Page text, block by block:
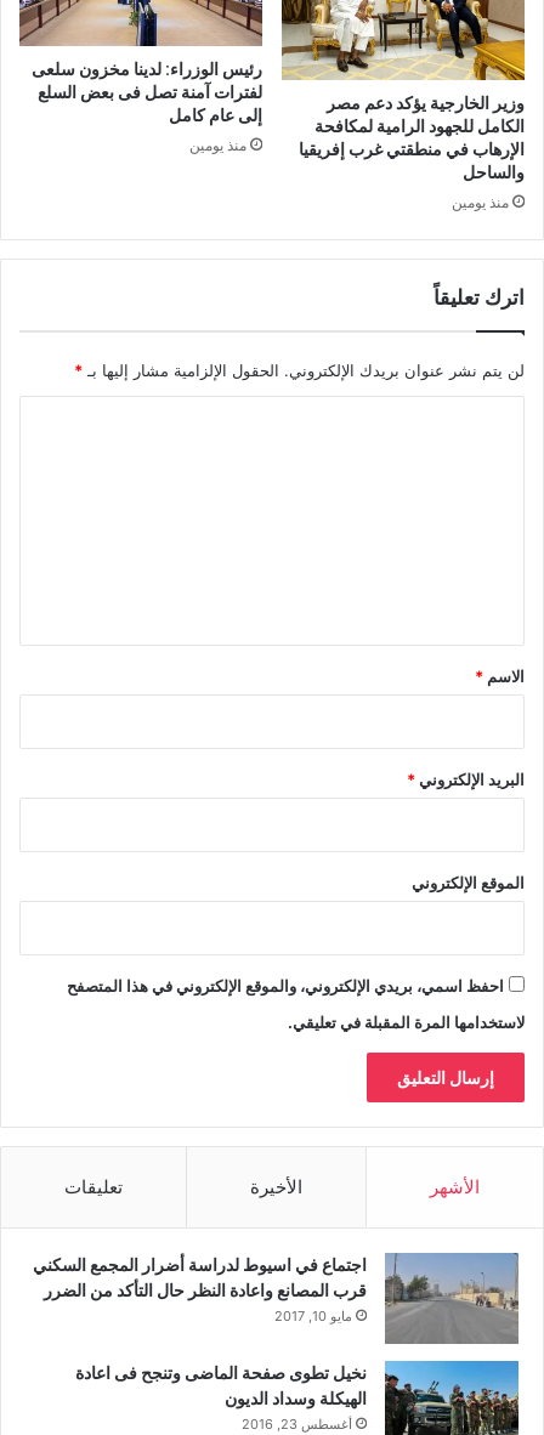
وزير الخارجية يؤكد دعم مصر
الكامل للجهود الرامية لمكافحة
الإرهاب في منطقتي غرب إفريقيا
والساحل
منذ يومين
رئيس الوزراء: لدينا مخزون سلعى
لفترات آمنة تصل فى بعض السلع
إلى عام كامل
منذ يومين
اترك تعليقاً
لن يتم نشر عنوان بريدك الإلكتروني. الحقول الإلزامية مشار إليها بـ *
*
الاسم *
البريد الإلكتروني*
الموقع الإلكتروني
احفظ اسمي، بريدي الإلكتروني، والموقع الإلكتروني في هذا المتصفح
لاستخدامها المرة المقبلة في تعليقي.
الأشهر الأخيرة تعليقات
اجتماع في اسيوط لدراسة أضرار المجمع السكني
قرب المصانع واعادة النظر حال التأكد من الضرر
مايو 10, 2017
نخيل تطوى صفحة الماضى وتنجح فى اعادة
الهيكلة وسداد الديون
أغسطس 23, 2016